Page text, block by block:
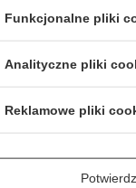
3
Funkcjonalne pliki
Analityczne pliki
Reklamowe pliki